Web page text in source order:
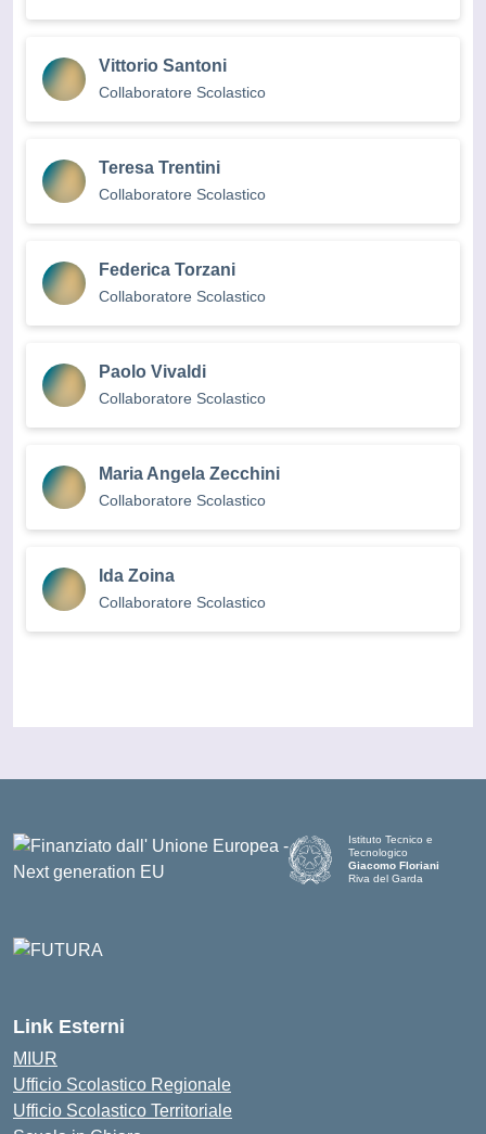
Vittorio Santoni
Collaboratore Scolastico
Teresa Trentini
Collaboratore Scolastico
Federica Torzani
Collaboratore Scolastico
Paolo Vivaldi
Collaboratore Scolastico
Maria Angela Zecchini
Collaboratore Scolastico
Ida Zoina
Collaboratore Scolastico
Istituto Tecnico e
Tecnologico
Giacomo Floriani
Riva del Garda
Link Esterni
MIUR
Ufficio Scolastico Regionale
Ufficio Scolastico Territoriale